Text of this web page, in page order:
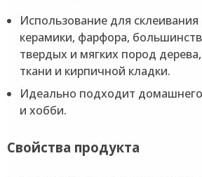
Использование для
керамики, фарфора,
твердых и мягких пород
ткани и кирпичной кладки.
Идеально подходит
и хобби.
Свойства продукта